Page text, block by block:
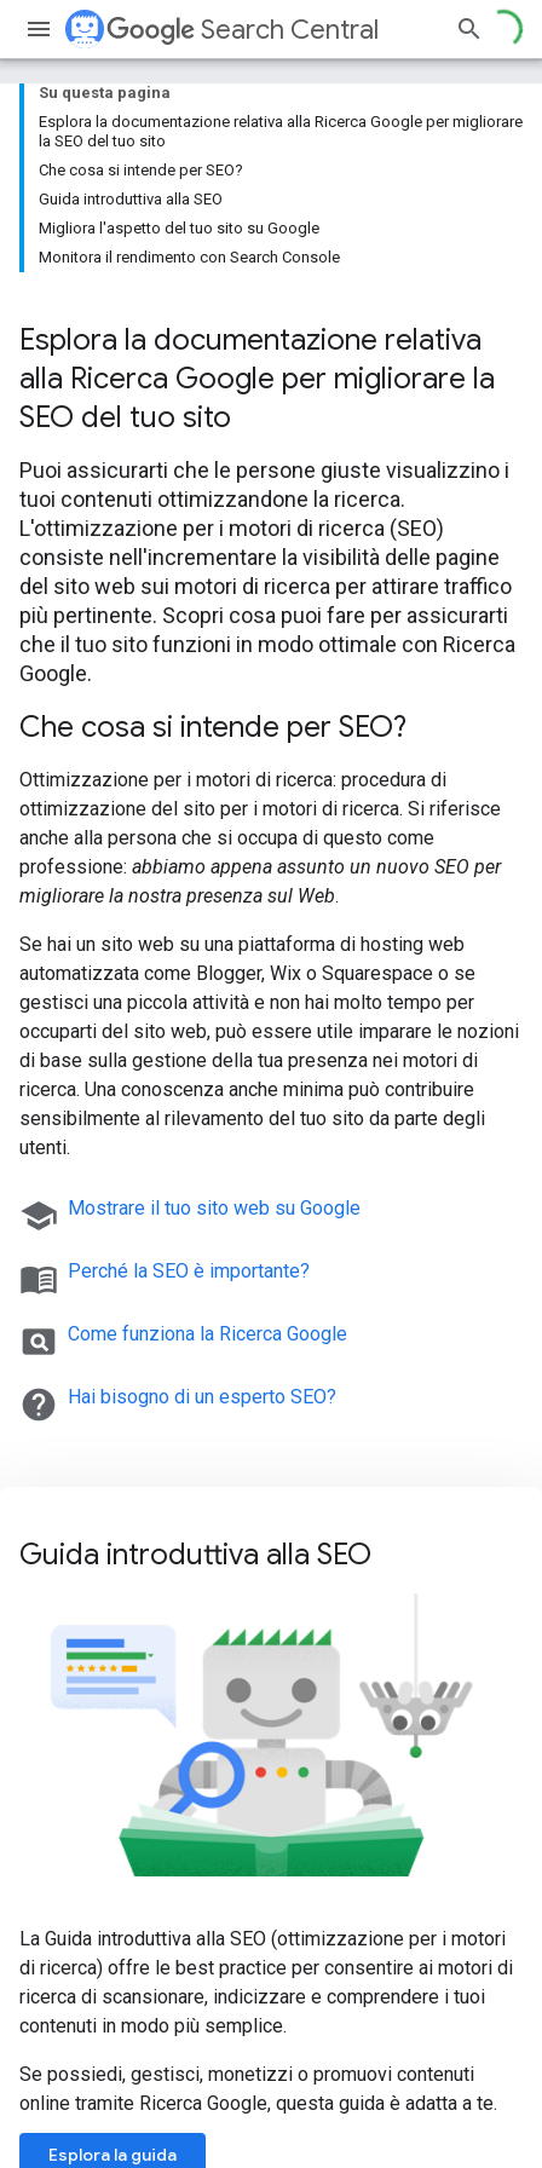
Search Central
Su questa pagina
Esplora la documentazione relativa alla Ricerca Google per migliorare
la SEO del tuo sito
Che cosa si intende per SEO?
Guida introduttiva alla SEO
Migliora l'aspetto del tuo sito su Google
Monitora il rendimento con Search Console
Esplora la documentazione relativa
alla Ricerca Google per migliorare la
SEO del tuo sito
Puoi assicurarti che le persone giuste visualizzino i
tuoi contenuti ottimizzandone la ricerca.
L'ottimizzazione per i motori di ricerca (SEO)
consiste nell'incrementare la visibilità delle pagine
del sito web sui motori di ricerca per attirare traffico
più pertinente. Scopri cosa puoi fare per assicurarti
che il tuo sito funzioni in modo ottimale con Ricerca
Google.
Che cosa si intende per SEO?
Ottimizzazione per i motori di ricerca: procedura di
ottimizzazione del sito per i motori di ricerca. Si riferisce
anche alla persona che si occupa di questo come
professione: abbiamo appena assunto un nuovo SEO per
migliorare la nostra presenza sul Web.
Se hai un sito web su una piattaforma di hosting web
automatizzata come Blogger, Wix o Squarespace o se
gestisci una piccola attività e non hai molto tempo per
occuparti del sito web, può essere utile imparare le nozioni
di base sulla gestione della tua presenza nei motori di
ricerca. Una conoscenza anche minima può contribuire
sensibilmente al rilevamento del tuo sito da parte degli
utenti.
school Mostrare il tuo sito web su Google
menu_book Perché la SEO è importante?
pageview Come funziona la Ricerca Google
help Hai bisogno di un esperto SEO?
Guida introduttiva alla SEO
La Guida introduttiva alla SEO (ottimizzazione per i motori
di ricerca) offre le best practice per consentire ai motori di
ricerca di scansionare, indicizzare e comprendere i tuoi
contenuti in modo più semplice.
Se possiedi, gestisci, monetizzi o promuovi contenuti
online tramite Ricerca Google, questa guida è adatta a te.
Esplora la guida